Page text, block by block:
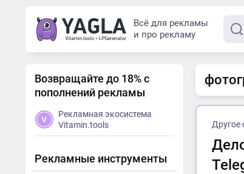
Всё для рекламы
и про рекламу
Другое
Возвращайте до 18% с
пополнений рекламы
Рекламная экосистема
Vitamin.tools
Рекламные инструменты